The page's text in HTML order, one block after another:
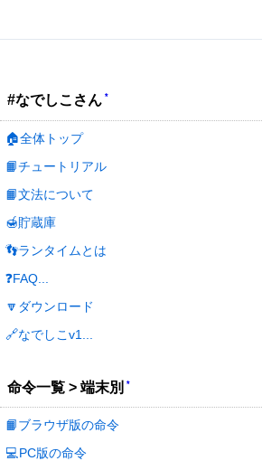
#なでしこさん *
🏠全体トップ
📙チュートリアル
📙文法について
🍯貯蔵庫
👣ランタイムとは
❓FAQ...
🔽ダウンロード
🔗なでしこv1...
命令一覧 > 端末別 *
📙ブラウザ版の命令
💻PC版の命令